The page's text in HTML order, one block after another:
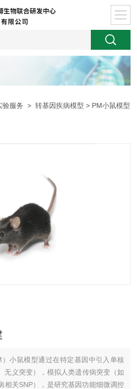
验服务 >转基因疾病模型 > PM小鼠模型
）小鼠模型通过在特定基因中引入单核
无义突变），模拟人类遗传病突变（如
相关SNP），是研究基因功能细微调控